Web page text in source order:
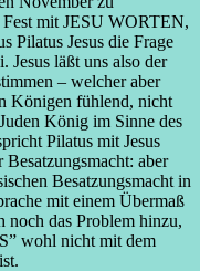
Fest mit JESU WORTEN,
Pilatus Jesus die Frage
Jesus läßt uns also der
– welcher aber
Königen fühlend, nicht
König im Sinne des
Pilatus mit Jesus
aber
Besatzungsmacht in
mit einem Übermaß
noch das Problem hinzu,
wohl nicht mit dem